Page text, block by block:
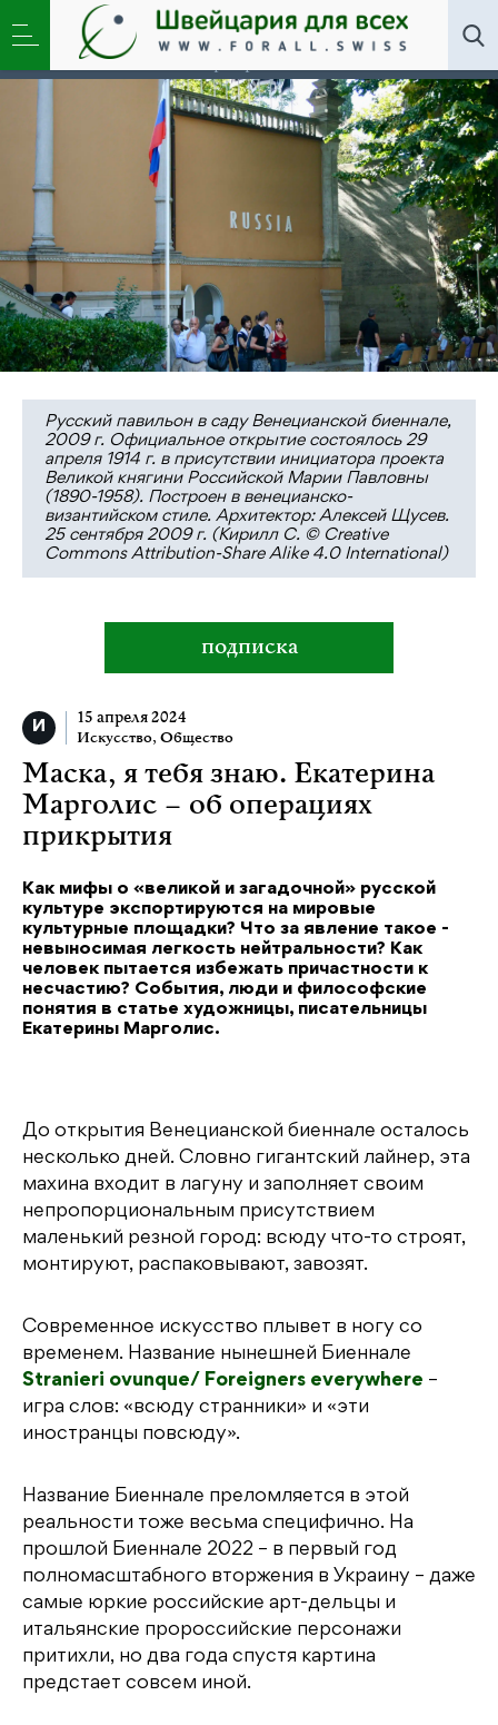
Искусство Новости,Общество»Маска, я тебя
знаю. Екатерина Марголис – об операциях
Русский павильон в саду Венецианской биеннале,
2009 г. Официальное открытие состоялось 29
апреля 1914 г. в присутствии инициатора проекта
Великой княгини Российской Марии Павловны
(1890-1958). Построен в венецианско-
византийском стиле. Архитектор: Алексей Щусев.
25 сентября 2009 г. (Кирилл С. © Creative
Commons Attribution-Share Alike 4.0 International)
подписка
15 апреля 2024
Искусство, Общество
Маска, я тебя знаю. Екатерина
Марголис – об операциях
прикрытия
Как мифы о «великой и загадочной» русской
культуре экспортируются на мировые
культурные площадки? Что за явление такое -
невыносимая легкость нейтральности? Как
человек пытается избежать причастности к
несчастию? События, люди и философские
понятия в статье художницы, писательницы
Екатерины Марголис.
До открытия Венецианской биеннале осталось
несколько дней. Словно гигантский лайнер, эта
махина входит в лагуну и заполняет своим
непропорциональным присутствием
маленький резной город: всюду что-то строят,
монтируют, распаковывают, завозят.
Современное искусство плывет в ногу со
временем. Название нынешней Биеннале
Stranieri ovunque/ Foreigners everywhere –
игра слов: «всюду странники» и «эти
иностранцы повсюду».
Название Биеннале преломляется в этой
реальности тоже весьма специфично. На
прошлой Биеннале 2022 – в первый год
полномасштабного вторжения в Украину – даже
самые юркие российские арт-дельцы и
итальянские пророссийские персонажи
притихли, но два года спустя картина
предстает совсем иной.